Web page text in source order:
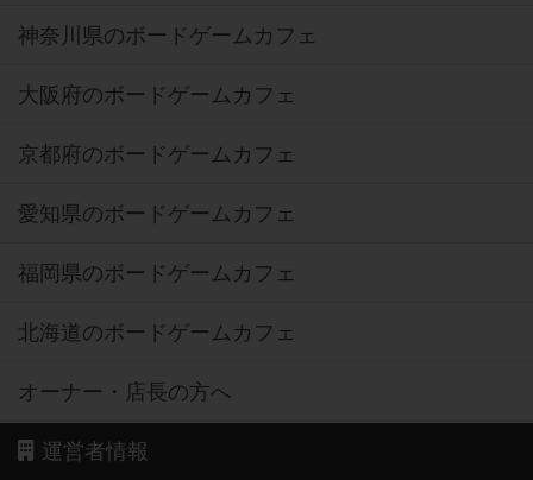
神奈川県のボードゲームカフェ
大阪府のボードゲームカフェ
京都府のボードゲームカフェ
愛知県のボードゲームカフェ
福岡県のボードゲームカフェ
北海道のボードゲームカフェ
オーナー・店長の方へ
運営者情報